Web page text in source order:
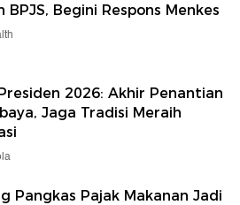
BPJS, Begini Respons Menkes
2026: Akhir Penantian
Jaga Tradisi Meraih
Pangkas Pajak Makanan Jadi